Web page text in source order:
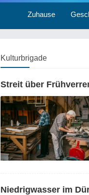
Zuhause
Kulturbrigade
Streit über
Niedrigwasser im